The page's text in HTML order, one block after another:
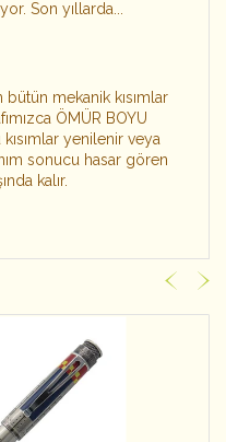
Son yıllarda...
mekanik kısımlar
ÖMÜR BOYU
kısımlar yenilenir veya
sonucu hasar gören
kalır.